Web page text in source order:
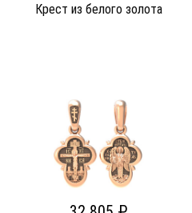
Крест из белого золота